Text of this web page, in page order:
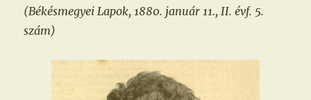
(Békésmegyei Lapok, 1880. január 11., II. évf. 5.
szám)